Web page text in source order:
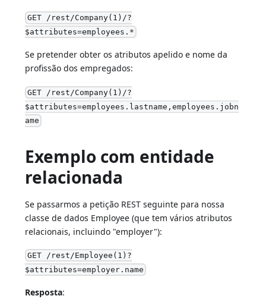
GET /rest/Company(1)/?
$attributes=employees.*
Se pretender obter os atributos apelido e nome da
profissão dos empregados:
GET /rest/Company(1)/?
$attributes=employees.lastname,employees.jobn
ame
Exemplo com entidade
relacionada
Se passarmos a petição REST seguinte para nossa
classe de dados Employee (que tem vários atributos
relacionais, incluindo "employer"):
GET /rest/Employee(1)?
$attributes=employer.name
Resposta: